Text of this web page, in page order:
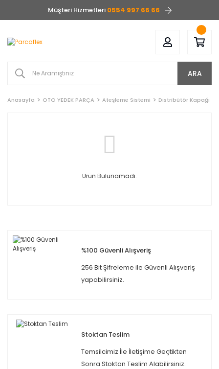
Müşteri Hizmetleri 0554 997 66 66
ARA
Anasayfa OTO YEDEK PARÇA Ateşleme Sistemi Distribütör Kapağı
Ürün Bulunamadı.
%100 Güvenli Alışveriş
256 Bit Şifreleme ile Güvenli Alışveriş
yapabilirsiniz.
Stoktan Teslim
Temsilcimiz İle İletişime Geçtikten
Sonra Stoktan Teslim Alabilirsiniz.